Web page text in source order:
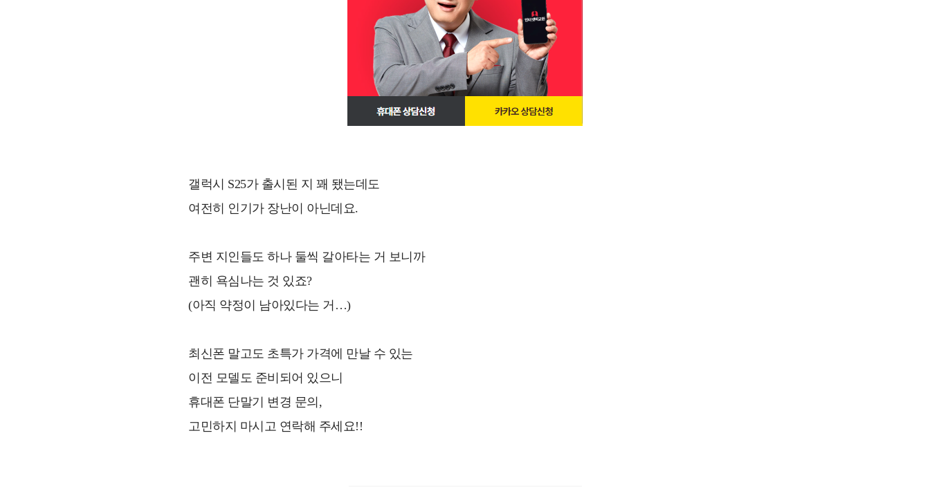
갤럭시 S25가 출시된 지 꽤 됐는데도
여전히 인기가 장난이 아닌데요.
주변 지인들도 하나 둘씩 갈아타는 거 보니까
괜히 욕심나는 것 있죠?
(아직 약정이 남아있다는 거…)
최신폰 말고도 초특가 가격에 만날 수 있는
이전 모델도 준비되어 있으니
휴대폰 단말기 변경 문의,
고민하지 마시고 연락해 주세요!!